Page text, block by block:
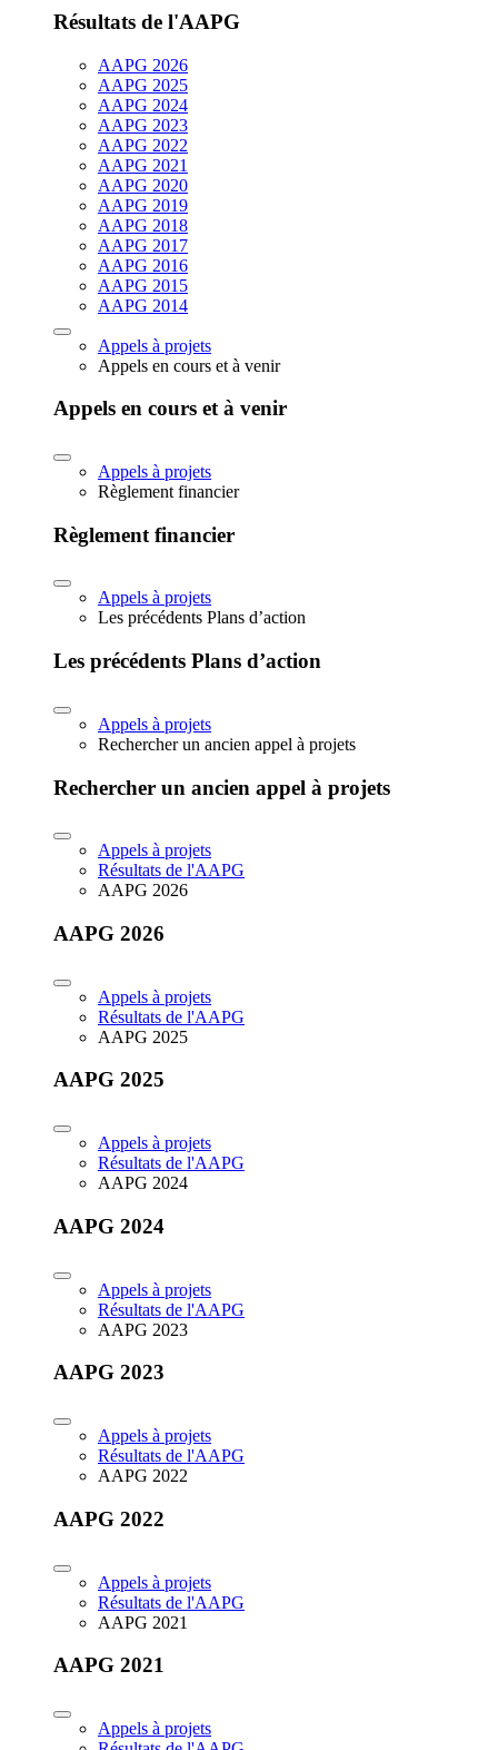
Résultats de l'AAPG
AAPG 2026
AAPG 2025
AAPG 2024
AAPG 2023
AAPG 2022
AAPG 2021
AAPG 2020
AAPG 2019
AAPG 2018
AAPG 2017
AAPG 2016
AAPG 2015
AAPG 2014
Appels à projets
Appels en cours et à venir
Appels en cours et à venir
Appels à projets
Règlement financier
Règlement financier
Appels à projets
Les précédents Plans d’action
Les précédents Plans d’action
Appels à projets
Rechercher un ancien appel à projets
Rechercher un ancien appel à projets
Appels à projets
Résultats de l'AAPG
AAPG 2026
AAPG 2026
Appels à projets
Résultats de l'AAPG
AAPG 2025
AAPG 2025
Appels à projets
Résultats de l'AAPG
AAPG 2024
AAPG 2024
Appels à projets
Résultats de l'AAPG
AAPG 2023
AAPG 2023
Appels à projets
Résultats de l'AAPG
AAPG 2022
AAPG 2022
Appels à projets
Résultats de l'AAPG
AAPG 2021
AAPG 2021
Appels à projets